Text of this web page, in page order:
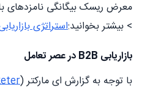
معرض ریسک بیگانگی نامزدهای
> بیشتر بخوانید:استراتژی
بازاریابی B2B در عصر تعامل
با توجه به گزارش ای مارکتر (